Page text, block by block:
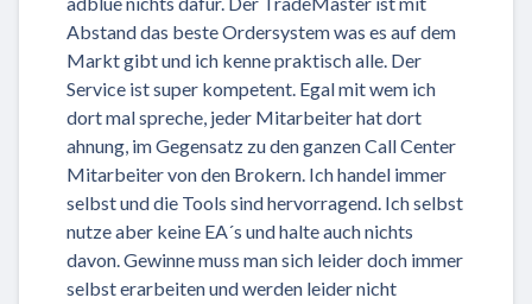
Abstand das beste Ordersystem was es auf dem
Markt gibt und ich kenne praktisch alle. Der
Service ist super kompetent. Egal mit wem ich
dort mal spreche, jeder Mitarbeiter hat dort
ahnung, im Gegensatz zu den ganzen Call Center
Mitarbeiter von den Brokern. Ich handel immer
selbst und die Tools sind hervorragend. Ich selbst
nutze aber keine EA´s und halte auch nichts
davon. Gewinne muss man sich leider doch immer
selbst erarbeiten und werden leider nicht